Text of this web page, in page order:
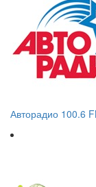
Авторадио 100.6